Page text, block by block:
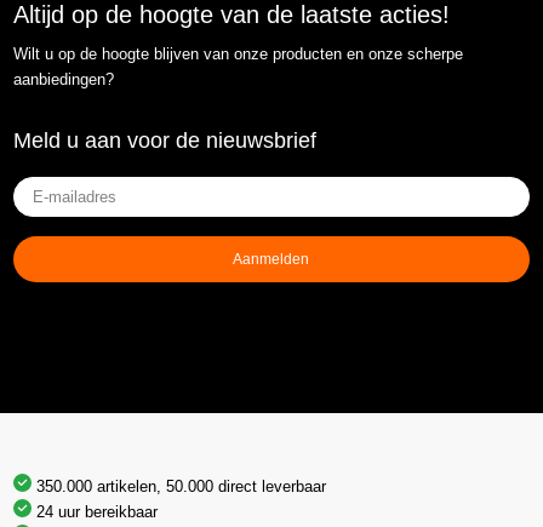
Altijd op de hoogte van de laatste acties!
Wilt u op de hoogte blijven van onze producten en onze scherpe
aanbiedingen?
Meld u aan voor de nieuwsbrief
E-
mailadres(Vereist)
Aanmelden
350.000 artikelen, 50.000 direct leverbaar
24 uur bereikbaar